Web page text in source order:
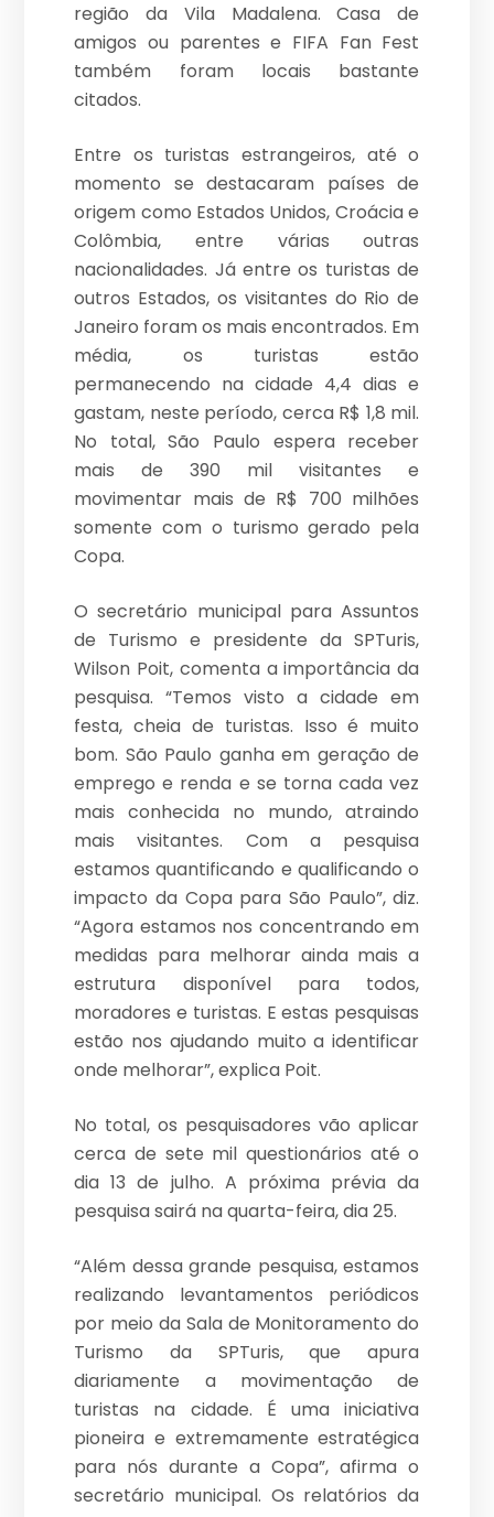
região da Vila Madalena. Casa de
amigos ou parentes e FIFA Fan Fest
também foram locais bastante
citados.
Entre os turistas estrangeiros, até o
momento se destacaram países de
origem como Estados Unidos, Croácia e
Colômbia, entre várias outras
nacionalidades. Já entre os turistas de
outros Estados, os visitantes do Rio de
Janeiro foram os mais encontrados. Em
média, os turistas estão
permanecendo na cidade 4,4 dias e
gastam, neste período, cerca R$ 1,8 mil.
No total, São Paulo espera receber
mais de 390 mil visitantes e
movimentar mais de R$ 700 milhões
somente com o turismo gerado pela
Copa.
O secretário municipal para Assuntos
de Turismo e presidente da SPTuris,
Wilson Poit, comenta a importância da
pesquisa. “Temos visto a cidade em
festa, cheia de turistas. Isso é muito
bom. São Paulo ganha em geração de
emprego e renda e se torna cada vez
mais conhecida no mundo, atraindo
mais visitantes. Com a pesquisa
estamos quantificando e qualificando o
impacto da Copa para São Paulo”, diz.
“Agora estamos nos concentrando em
medidas para melhorar ainda mais a
estrutura disponível para todos,
moradores e turistas. E estas pesquisas
estão nos ajudando muito a identificar
onde melhorar”, explica Poit.
No total, os pesquisadores vão aplicar
cerca de sete mil questionários até o
dia 13 de julho. A próxima prévia da
pesquisa sairá na quarta-feira, dia 25.
“Além dessa grande pesquisa, estamos
realizando levantamentos periódicos
por meio da Sala de Monitoramento do
Turismo da SPTuris, que apura
diariamente a movimentação de
turistas na cidade. É uma iniciativa
pioneira e extremamente estratégica
para nós durante a Copa”, afirma o
secretário municipal. Os relatórios da